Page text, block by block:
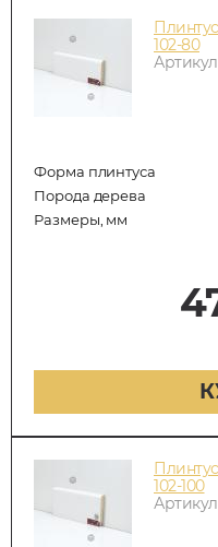
102-80
Форма плинтуса
Порода дерева
Размеры, мм
102-100